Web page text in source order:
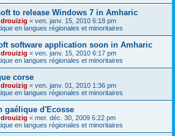
to release Windows 7 in Amharic
drouizig « ven. janv. 15, 2010 6:18 pm
en langues régionales et minoritaires
software application soon in Amharic
drouizig « ven. janv. 15, 2010 6:17 pm
en langues régionales et minoritaires
corse
drouizig « ven. janv. 01, 2010 1:36 pm
en langues régionales et minoritaires
gaélique d'Ecosse
drouizig « mer. déc. 30, 2009 6:22 pm
en langues régionales et minoritaires